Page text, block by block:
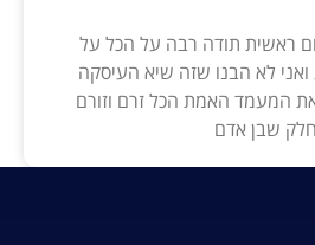
שלום ראשית תודה רבה על הכל על
ואני לא הבנו שזה שיא העיסקה
המעמד האמת הכל זרם וזורם
חלק שבן אדם